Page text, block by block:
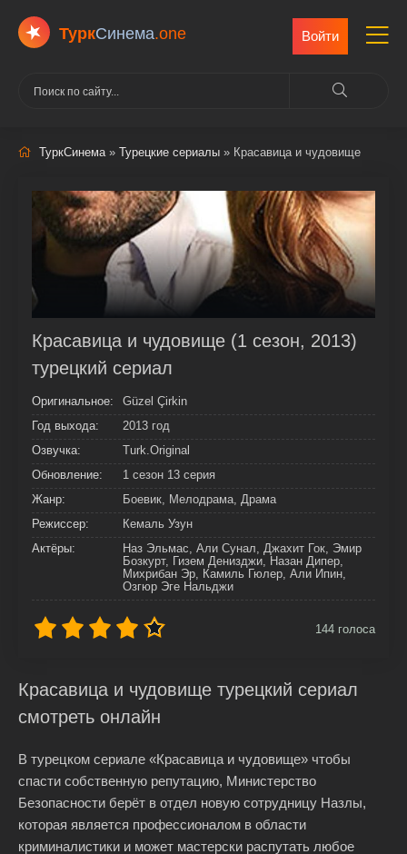
ТуркCинема.one Войти
ТуркСинема» Турецкие сериалы » Красавица и чудовище
Красавица и чудовище (1 сезон, 2013)
турецкий сериал
Оригинальное:
Güzel Çirkin
Год выхода:
2013 год
Озвучка:
Turk.Original
Обновление:
1 сезон 13 серия
Жанр:
Боевик, Мелодрама, Драма
Режиссер:
Кемаль Узун
Актёры:
Наз Эльмас, Али Сунал, Джахит Гок, Эмир
Бозкурт, Гизем Денизджи, Назан Дипер,
Михрибан Эр, Камиль Гюлер, Али Ипин,
Озгюр Эге Нальджи
144 голоса
Красавица и чудовище турецкий сериал
смотреть онлайн
В турецком сериале «Красавица и чудовище» чтобы
спасти собственную репутацию, Министерство
Безопасности берёт в отдел новую сотрудницу Назлы,
которая является профессионалом в области
криминалистики и может мастерски распутать любое